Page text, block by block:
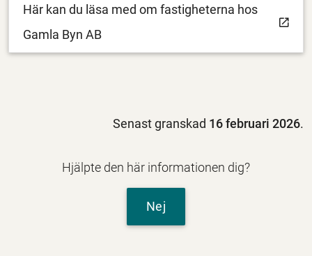
Här kan du läsa med om fastigheterna hos
Gamla Byn AB
Senast granskad 16 februari 2026.
Hjälpte den här informationen dig?
Nej